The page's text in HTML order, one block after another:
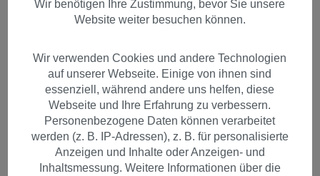
Wir benötigen Ihre Zustimmung, bevor Sie unsere
Website weiter besuchen können.
Wir verwenden Cookies und andere Technologien
auf unserer Webseite. Einige von ihnen sind
essenziell, während andere uns helfen, diese
Webseite und Ihre Erfahrung zu verbessern.
Personenbezogene Daten können verarbeitet
werden (z. B. IP-Adressen), z. B. für personalisierte
Anzeigen und Inhalte oder Anzeigen- und
Inhaltsmessung. Weitere Informationen über die